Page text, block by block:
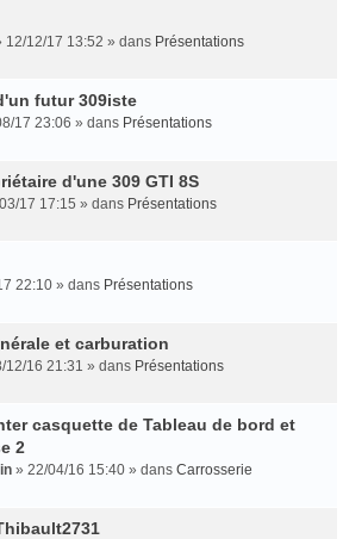
12/12/17 13:52 » dans Présentations
futur 309iste
17 23:06 » dans Présentations
d'une 309 GTI 8S
17 17:15 » dans Présentations
22:10 » dans Présentations
et carburation
12/16 21:31 » dans Présentations
casquette de Tableau de bord et
2
» 22/04/16 15:40 » dans Carrosserie